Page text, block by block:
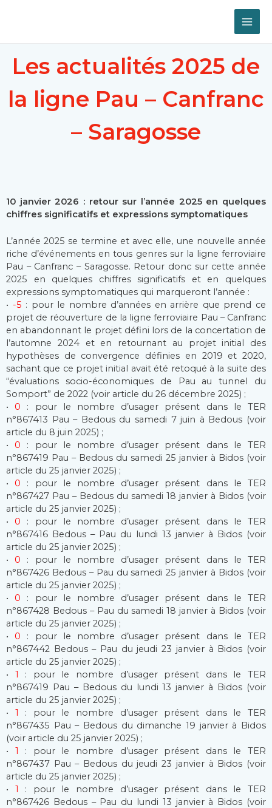
Les actualités 2025 de
la ligne Pau – Canfranc
– Saragosse
10 janvier 2026 : retour sur l’année 2025 en quelques
chiffres significatifs et expressions symptomatiques
L’année 2025 se termine et avec elle, une nouvelle année
riche d’événements en tous genres sur la ligne ferroviaire
Pau – Canfranc – Saragosse. Retour donc sur cette année
2025 en quelques chiffres significatifs et en quelques
expressions symptomatiques qui marqueront l’année :
• -5 : pour le nombre d’années en arrière que prend ce
projet de réouverture de la ligne ferroviaire Pau – Canfranc
en abandonnant le projet défini lors de la concertation de
l’automne 2024 et en retournant au projet initial des
hypothèses de convergence définies en 2019 et 2020,
sachant que ce projet initial avait été retoqué à la suite des
“évaluations socio-économiques de Pau au tunnel du
Somport” de 2022 (voir article du 26 décembre 2025) ;
• 0 : pour le nombre d’usager présent dans le TER
n°867413 Pau – Bedous du samedi 7 juin à Bedous (voir
article du 8 juin 2025) ;
• 0 : pour le nombre d’usager présent dans le TER
n°867419 Pau – Bedous du samedi 25 janvier à Bidos (voir
article du 25 janvier 2025) ;
• 0 : pour le nombre d’usager présent dans le TER
n°867427 Pau – Bedous du samedi 18 janvier à Bidos (voir
article du 25 janvier 2025) ;
• 0 : pour le nombre d’usager présent dans le TER
n°867416 Bedous – Pau du lundi 13 janvier à Bidos (voir
article du 25 janvier 2025) ;
• 0 : pour le nombre d’usager présent dans le TER
n°867426 Bedous – Pau du samedi 25 janvier à Bidos (voir
article du 25 janvier 2025) ;
• 0 : pour le nombre d’usager présent dans le TER
n°867428 Bedous – Pau du samedi 18 janvier à Bidos (voir
article du 25 janvier 2025) ;
• 0 : pour le nombre d’usager présent dans le TER
n°867442 Bedous – Pau du jeudi 23 janvier à Bidos (voir
article du 25 janvier 2025) ;
• 1 : pour le nombre d’usager présent dans le TER
n°867419 Pau – Bedous du lundi 13 janvier à Bidos (voir
article du 25 janvier 2025) ;
• 1 : pour le nombre d’usager présent dans le TER
n°867435 Pau – Bedous du dimanche 19 janvier à Bidos
(voir article du 25 janvier 2025) ;
• 1 : pour le nombre d’usager présent dans le TER
n°867437 Pau – Bedous du jeudi 23 janvier à Bidos (voir
article du 25 janvier 2025) ;
• 1 : pour le nombre d’usager présent dans le TER
n°867426 Bedous – Pau du lundi 13 janvier à Bidos (voir